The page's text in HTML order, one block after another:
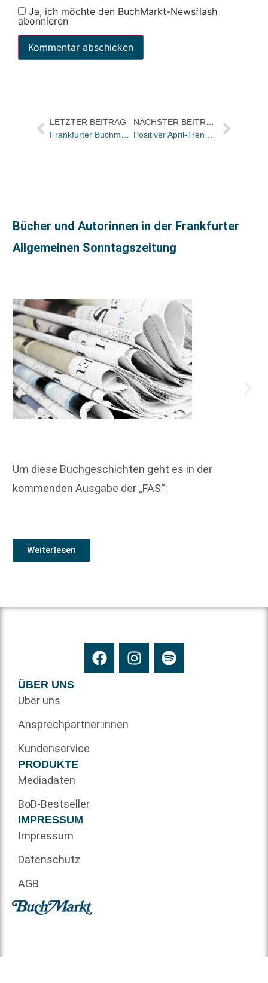
Ja, ich möchte den BuchMarkt-Newsflash
abonnieren
LETZTER BEITRAG
Bücher und Autorinnen in der Frankfurter
Allgemeinen Sonntagszeitung
Um diese Buchgeschichten geht es in der
kommenden Ausgabe der „FAS“:
Weiterlesen
ÜBER UNS
Über uns
Ansprechpartner:innen
Kundenservice
PRODUKTE
Mediadaten
BoD-Bestseller
IMPRESSUM
Impressum
Datenschutz
AGB